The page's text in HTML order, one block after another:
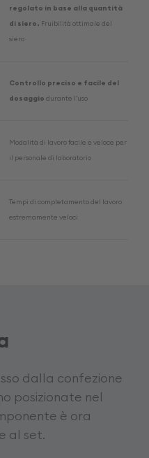
regolato in base alla quantità
di siero. Fruibilità ottimale del
siero
Controllo preciso e facile del
dosaggio durante l’uso
Modalità di lavoro facile e veloce per
il personale di laboratorio
Tempi di completamento del lavoro
estremamente veloci
dalla confezione
posizionate nel
è ora
al set.